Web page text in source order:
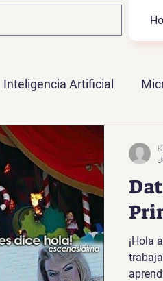
Inteligencia Artificial
Microsoft Fabric
¡Hola